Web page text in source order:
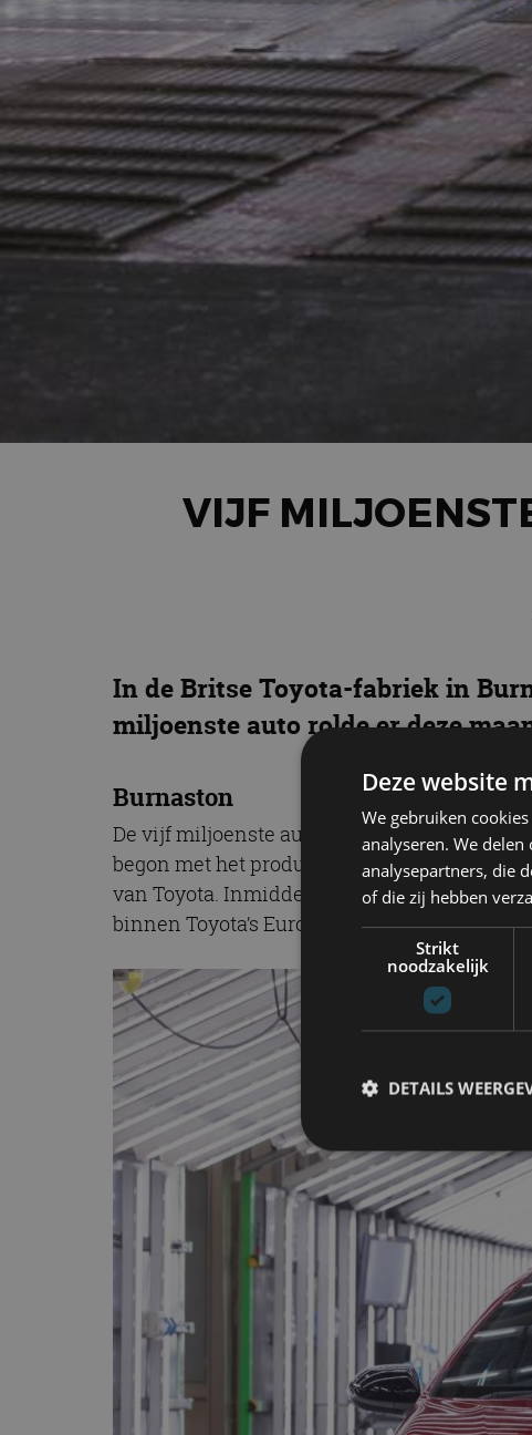
VIJF
In de Britse Toyota-fabriek in
miljoenste auto rolde er deze
Burnaston
De vijf miljoenste auto was een Corolla
begon met het produceren van hybride
van Toyota. Inmiddels is er meer dan 3,25
binnen Toyota’s Europese netwerk.
Deze website
We gebruiken
analyseren. We
analysepartners, die
of die zij hebben
Strikt
noodzakelijk
DETAILS
Strikt
Strikt noodzakelijke
accountbeheer. De
Naam
cf_clearance